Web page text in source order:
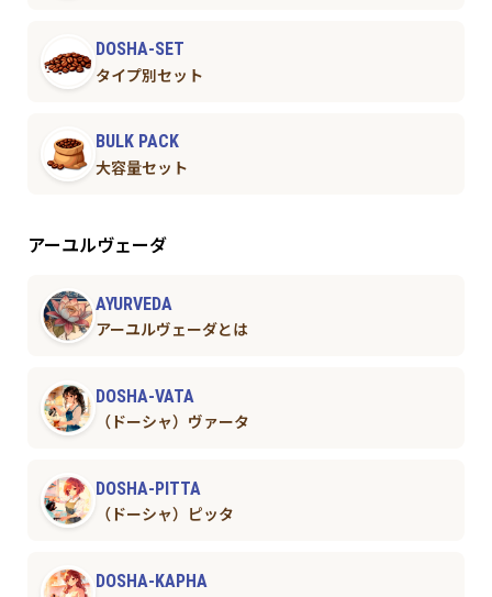
DOSHA-SET
タイプ別セット
BULK PACK
大容量セット
アーユルヴェーダ
AYURVEDA
アーユルヴェーダとは
DOSHA-VATA
（ドーシャ）ヴァータ
DOSHA-PITTA
（ドーシャ）ピッタ
DOSHA-KAPHA